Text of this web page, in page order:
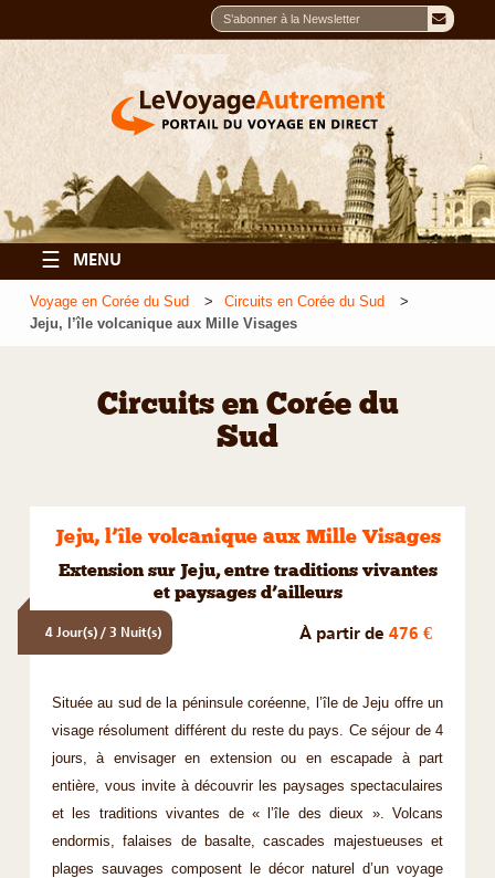
☰ MENU
Voyage en Corée du Sud
Circuits en Corée du Sud
Jeju, l’île volcanique aux Mille Visages
Circuits en Corée du
Sud
Jeju, l’île volcanique aux Mille Visages
Extension sur Jeju, entre traditions vivantes
et paysages d’ailleurs
4 Jour(s) / 3 Nuit(s) À partir de 476 €
Située au sud de la péninsule coréenne, l’île de Jeju offre un
visage résolument différent du reste du pays. Ce séjour de 4
jours, à envisager en extension ou en escapade à part
entière, vous invite à découvrir les paysages spectaculaires
et les traditions vivantes de « l’île des dieux ». Volcans
endormis, falaises de basalte, cascades majestueuses et
plages sauvages composent le décor naturel d’un voyage